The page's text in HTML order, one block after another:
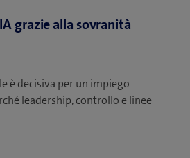
grazie alla sovranità
è decisiva per un impiego
leadership, controllo e linee